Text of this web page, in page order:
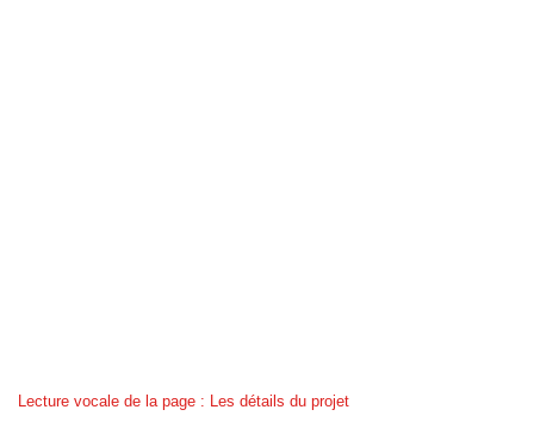
Lecture vocale de la page : Les détails du projet